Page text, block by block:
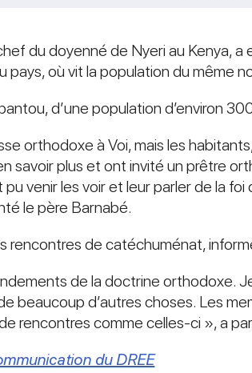
du doyenné de Nyeri au Kenya,
pays, où vit la population du même
d’une population d’environ
orthodoxe à Voi, mais les
savoir plus et ont invité un prêtre
venir les voir et leur parler de la
le père Barnabé.
rencontres de catéchuménat,
de la doctrine orthodoxe.
beaucoup d’autres choses. Les
rencontres comme celles-ci », a
du DREE